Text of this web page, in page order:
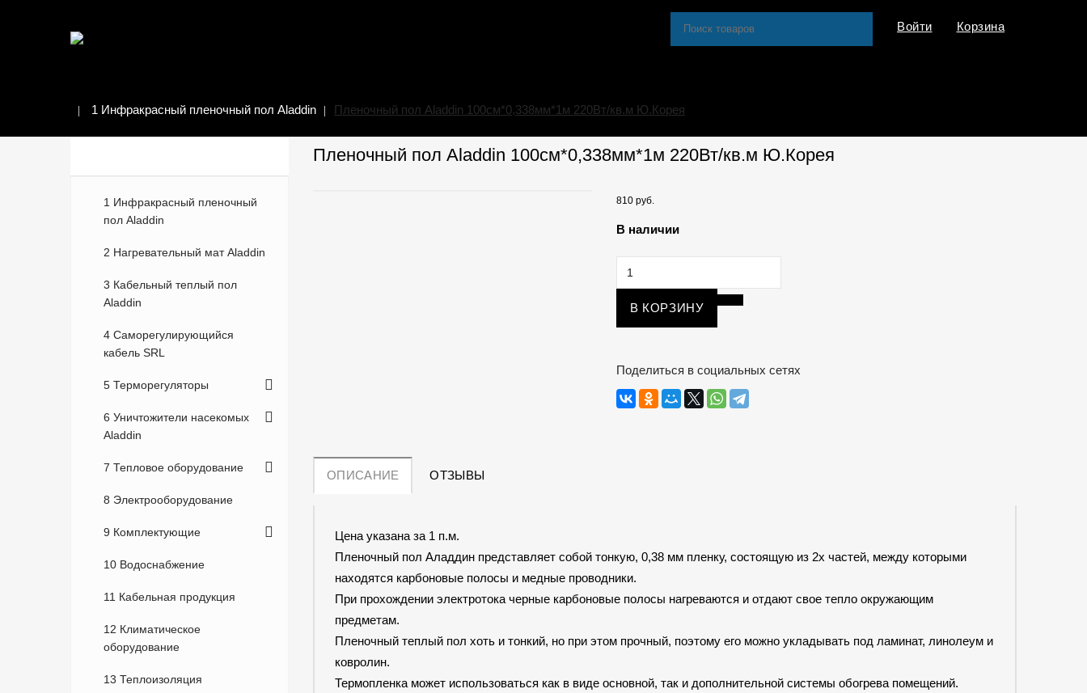
Войти Корзина
1 Инфракрасный пленочный пол Aladdin Пленочный пол Aladdin 100см*0,338мм*1м 220Вт/кв.м Ю.Корея
1 Инфракрасный пленочный
пол Aladdin
2 Нагревательный мат Aladdin
3 Кабельный теплый пол
Aladdin
4 Саморегулирующийся
кабель SRL
5 Терморегуляторы
6 Уничтожители насекомых
Aladdin
7 Тепловое оборудование
8 Электрооборудование
9 Комплектующие
10 Водоснабжение
11 Кабельная продукция
12 Климатическое
оборудование
13 Теплоизоляция
Пленочный пол Aladdin 100см*0,338мм*1м 220Вт/кв.м Ю.Корея
810 руб.
В наличии
В КОРЗИНУ
Поделиться в социальных сетях
ОПИСАНИЕ ОТЗЫВЫ
Цена указана за 1 п.м.
Пленочный пол Аладдин представляет собой тонкую, 0,38 мм пленку, состоящую из 2х частей, между которыми
находятся карбоновые полосы и медные проводники.
При прохождении электротока черные карбоновые полосы нагреваются и отдают свое тепло окружающим
предметам.
Пленочный теплый пол хоть и тонкий, но при этом прочный, поэтому его можно укладывать под ламинат, линолеум и
ковролин.
Термопленка может использоваться как в виде основной, так и дополнительной системы обогрева помещений.